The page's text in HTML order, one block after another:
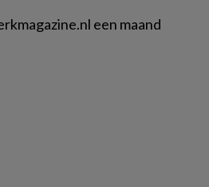
een maand